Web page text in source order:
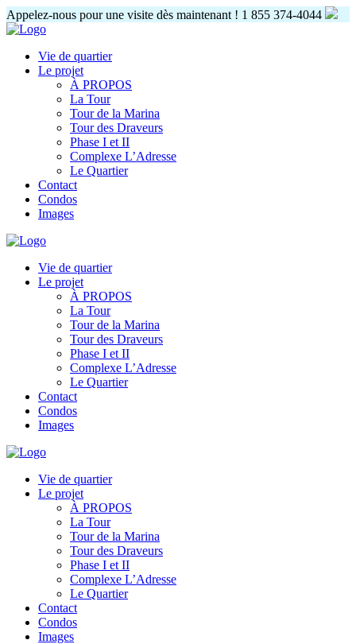
Appelez-nous pour une visite dès maintenant ! 1 855 374-4044
Vie de quartier
Le projet
À PROPOS
La Tour
Tour de la Marina
Tour des Draveurs
Phase I et II
Complexe L’Adresse
Le Quartier
Contact
Condos
Images
Vie de quartier
Le projet
À PROPOS
La Tour
Tour de la Marina
Tour des Draveurs
Phase I et II
Complexe L’Adresse
Le Quartier
Contact
Condos
Images
Vie de quartier
Le projet
À PROPOS
La Tour
Tour de la Marina
Tour des Draveurs
Phase I et II
Complexe L’Adresse
Le Quartier
Contact
Condos
Images